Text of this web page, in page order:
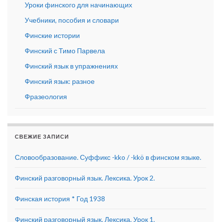
Уроки финского для начинающих
Учебники, пособия и словари
Финские истории
Финский с Тимо Парвела
Финский язык в упражнениях
Финский язык: разное
Фразеология
СВЕЖИЕ ЗАПИСИ
Словообразование. Суффикс -kko / -kkö в финском языке.
Финский разговорный язык. Лексика. Урок 2.
Финская история * Год 1938
Финский разговорный язык. Лексика. Урок 1.